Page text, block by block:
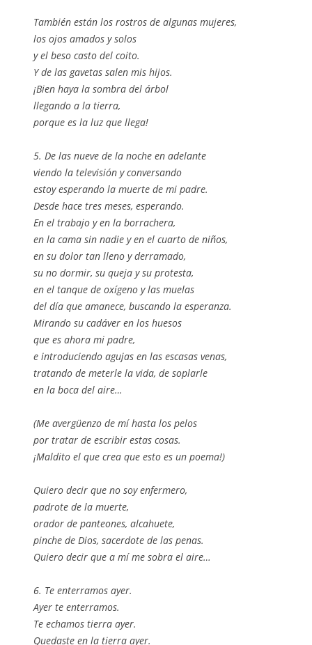
También están los rostros de algunas mujeres,
los ojos amados y solos
y el beso casto del coito.
Y de las gavetas salen mis hijos.
¡Bien haya la sombra del árbol
llegando a la tierra,
porque es la luz que llega!
5. De las nueve de la noche en adelante
viendo la televisión y conversando
estoy esperando la muerte de mi padre.
Desde hace tres meses, esperando.
En el trabajo y en la borrachera,
en la cama sin nadie y en el cuarto de niños,
en su dolor tan lleno y derramado,
su no dormir, su queja y su protesta,
en el tanque de oxígeno y las muelas
del día que amanece, buscando la esperanza.
Mirando su cadáver en los huesos
que es ahora mi padre,
e introduciendo agujas en las escasas venas,
tratando de meterle la vida, de soplarle
en la boca del aire…
(Me avergüenzo de mí hasta los pelos
por tratar de escribir estas cosas.
¡Maldito el que crea que esto es un poema!)
Quiero decir que no soy enfermero,
padrote de la muerte,
orador de panteones, alcahuete,
pinche de Dios, sacerdote de las penas.
Quiero decir que a mí me sobra el aire…
6. Te enterramos ayer.
Ayer te enterramos.
Te echamos tierra ayer.
Quedaste en la tierra ayer.